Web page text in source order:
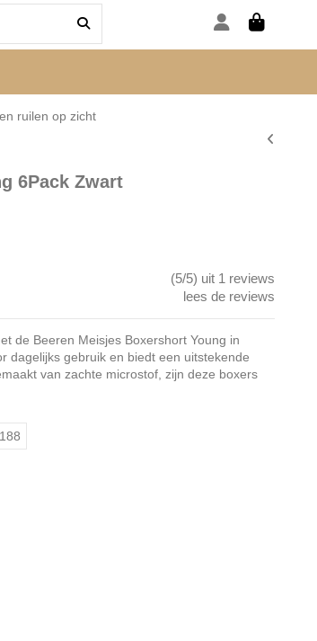
ruilen op zicht
6Pack Zwart
(5/5) uit 1 reviews
lees de reviews
de Beeren Meisjes Boxershort Young in
dagelijks gebruik en biedt een uitstekende
van zachte microstof, zijn deze boxers